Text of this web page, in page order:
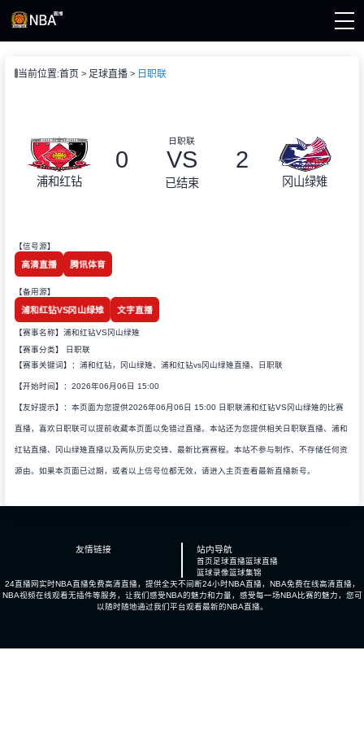
播
当前位置:首页 足球直播 日职联
浦和红钻
日职联
0 VS 2
已结束 冈山绿雉
【信号源】
高清直播 腾讯体育
【备用源】
浦和红钻VS冈山绿雉 文字直播
【赛事名称】浦和红钻VS冈山绿雉
【赛事分类】
日职联
【赛事关键词】：浦和红钻，冈山绿雉、浦和红钻vs冈山绿雉直播、日职联
【开始时间】：2026年06月06日 15:00
【友好提示】：本页面为您提供2026年06月06日 15:00 日职联浦和红钻VS冈山绿雉的比赛
直播，喜欢日职联可以提前收藏本页面以免错过直播。本站还为您提供相关日职联直播、浦和
红钻直播、冈山绿雉直播以及两队历史交锋、最新比赛赛程。本站不参与制作、不存储任何资
源由。如果本页面已过期，或者以上信号位都无效，请进入主页查看最新直播新号。
友情链接 站内导航
首页足球直播篮球直播
篮球录像篮球集锦
24直播网实时NBA直播免费高清直播，提供全天不间断24小时NBA直播，NBA免费在线高清直播，
NBA视频在线观看无插件等服务，让我们感受NBA的魅力和力量，感受每一场NBA比赛的魅力，您可
以随时随地通过我们平台观看最新的NBA直播。